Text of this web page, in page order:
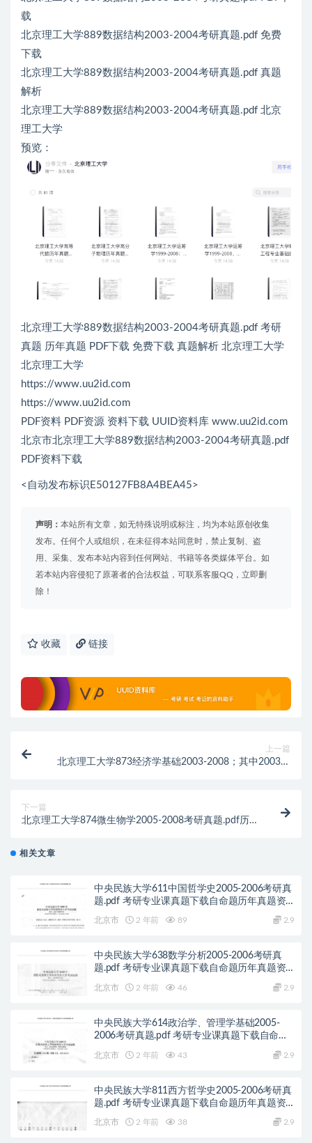
载
北京理工大学889数据结构2003-2004考研真题.pdf 免费
下载
北京理工大学889数据结构2003-2004考研真题.pdf 真题
解析
北京理工大学889数据结构2003-2004考研真题.pdf 北京
理工大学
预览：
北京理工大学889数据结构2003-2004考研真题.pdf 考研
真题 历年真题 PDF下载 免费下载 真题解析 北京理工大学
北京理工大学
https://www.uu2id.com
https://www.uu2id.com
PDF资料 PDF资源 资料下载 UUID资料库 www.uu2id.com
北京市北京理工大学889数据结构2003-2004考研真题.pdf
PDF资料下载
<自动发布标识E50127FB8A4BEA45>
声明： 本站所有文章，如无特殊说明或标注，均为本站原创收集
发布。任何个人或组织，在未征得本站同意时，禁止复制、盗
用、采集、发布本站内容到任何网站、书籍等各类媒体平台。如
若本站内容侵犯了原著者的合法权益，可联系客服QQ，立即删
除！
收藏 链接
上一篇
北京理工大学873经济学基础2003-2008；其中2003、
下一篇
北京理工大学874微生物学2005-2008考研真题.pdf历
相关文章
中央民族大学611中国哲学史2005-2006考研真
题.pdf 考研专业课真题下载自命题历年真题资
北京市 2 年前 89 2.9
中央民族大学638数学分析2005-2006考研真
题.pdf 考研专业课真题下载自命题历年真题资
北京市 2 年前 46 2.9
中央民族大学614政治学、管理学基础2005-
2006考研真题.pdf 考研专业课真题下载自命题
北京市 2 年前 43 2.9
中央民族大学811西方哲学史2005-2006考研真
题.pdf 考研专业课真题下载自命题历年真题资
北京市 2 年前 38 2.9